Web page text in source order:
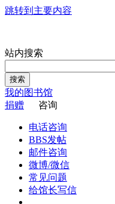
跳转到主要内容
站内搜索
搜索
我的图书馆
捐赠
咨询
电话咨询
BBS发帖
邮件咨询
微博/微信
常见问题
给馆长写信